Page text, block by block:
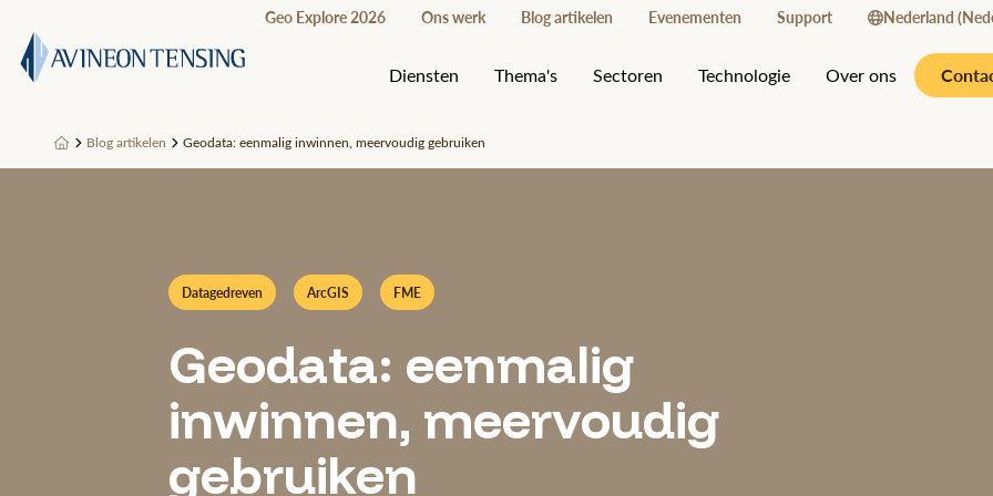
Geo Explore 2026 Ons werk Blog artikelen Evenementen Support Nederland
Diensten Thema's Sectoren Technologie Over ons
Blog artikelen Geodata: eenmalig inwinnen, meervoudig gebruiken
Datagedreven ArcGIS FME
Geodata: eenmalig
inwinnen, meervoudig
gebruiken